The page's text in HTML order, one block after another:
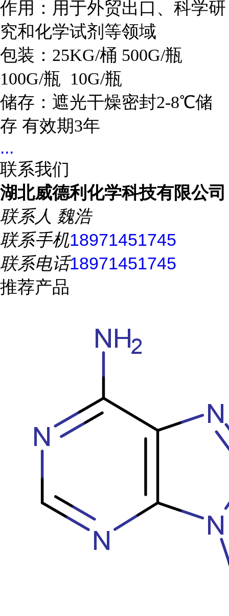
作用：用于外贸出口、科学研
究和化学试剂等领域
包装：25KG/桶 500G/瓶
100G/瓶 10G/瓶
储存：遮光干燥密封2-8℃储
存 有效期3年
...
联系我们
湖北威德利化学科技有限公司
联系人 魏浩
联系手机18971451745
联系电话18971451745
推荐产品